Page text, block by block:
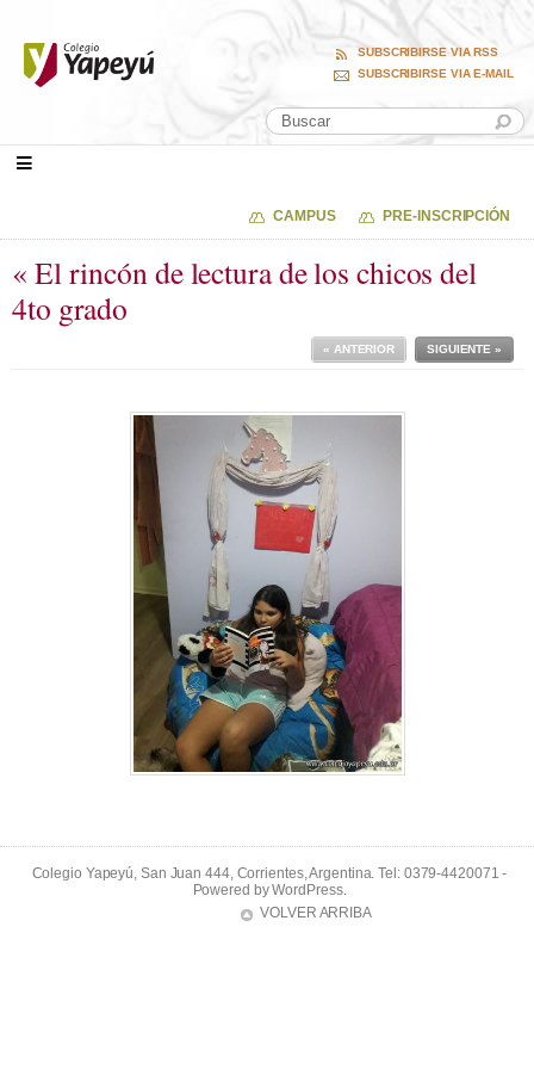
SUBSCRIBIRSE VIA RSS
SUBSCRIBIRSE VIA E-MAIL
CAMPUS PRE-INSCRIPCIÓN
« El rincón de lectura de los chicos del
4to grado
SIGUIENTE »
« ANTERIOR
Colegio Yapeyú, San Juan 444, Corrientes, Argentina. Tel: 0379-4420071 -
Powered byWordPress.
VOLVER ARRIBA